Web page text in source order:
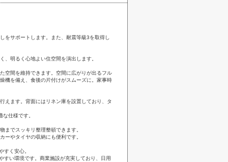
をサポートします。また、耐震等級3を取得し
、明るく心地よい住空間を演出します。
空間を維持できます。空間に広がりが出るフル
機を備え、食後の片付けがスムーズに。家事時
えます。背面にはリネン庫を設置しており、タ
仕様です。
までスッキリ整理整頓できます。
ーやタイヤの収納にも便利です。
すく安心。
すい環境です。商業施設が充実しており、日用